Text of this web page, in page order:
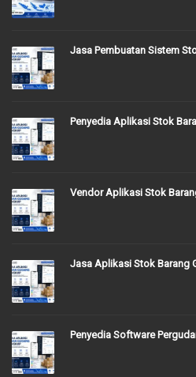
Jasa Pembuatan Sistem
Penyedia Aplikasi Stok
Vendor Aplikasi Stok
Jasa Aplikasi Stok Barang
Penyedia Software